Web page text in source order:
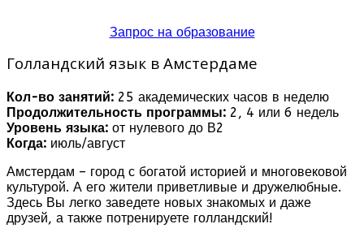
Запрос на образование
Голландский язык в Амстердаме
Кол-во занятий: 25 академических часов в неделю
Продолжительность программы: 2, 4 или 6 недель
Уровень языка: от нулевого до В2
Когда: июль/август
Амстердам – город с богатой историей и многовековой
культурой. А его жители приветливые и дружелюбные.
Здесь Вы легко заведете новых знакомых и даже
друзей, а также потренируете голландский!